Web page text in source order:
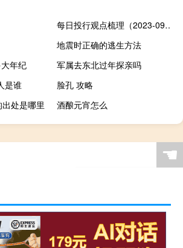
每日投行观点梳理（2023-09-18）
地震时正确的逃生方法
年纪
军属去东北过年探亲吗
是谁
脸孔 攻略
处是哪里
酒酿元宵怎么
☚